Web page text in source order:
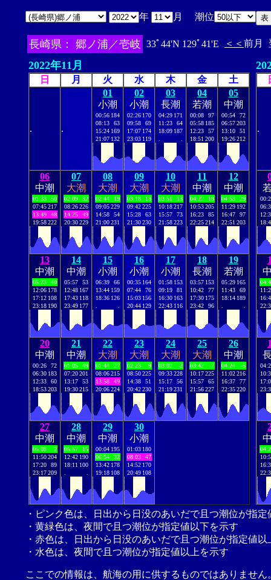
年 月 潮位
長崎県： 郷ノ浦／壱岐 33ﾟ44'N 129ﾟ41'E ＜＜ 前月
2022年11月
日 月 火 水 木 金 土
. .
01
小潮
00:56 184
08:13
63
15:24 169
21:07 132
02
小潮
02:26 170
09:58
69
17:07 174
23:03 119
03
長潮
04:29 171
11:23
64
18:09 187
04
若潮
00:08
97
05:58 185
12:23
57
18:51 200
05
中潮
00:54
72
06:57203
13:10
51
19:26212
06
中潮
01:33
50
07:45217
13:49
48
19:58222
07
大潮
02:09
32
08:26226
14:25
49
20:30229
08
大潮
02:44
19
09:05229
14:58
54
21:00231
09
大潮
03:18
13
09:42225
15:28
63
21:30230
10
大潮
03:51
13
10:18217
15:57
73
21:58223
11
中潮
04:22
19
10:53205
16:23
85
22:25214
12
中潮
04:53
29
11:29 192
16:47
97
22:51 203
13
中潮
05:23
40
12:06 178
17:12 108
23:18 190
14
中潮
05:57
53
12:48 167
17:43 118
23:49 177
15
小潮
06:39
66
13:44 159
18:36 126
16
小潮
00:35 164
07:44
76
15:03 156
20:44 129
17
小潮
01:58 153
09:19
81
16:30 163
22:43 116
18
長潮
03:57 153
10:42
77
17:30 175
23:42
96
19
若潮
05:29 165
11:43
69
18:14 189
20
中潮
00:26
72
06:30 183
12:33
60
18:53203
21
中潮
01:05
49
07:20201
13:17
53
19:30215
22
大潮
01:44
27
08:06215
13:58
49
20:06224
23
大潮
02:23
9
08:50225
14:38
51
20:42230
24
大潮
03:02
-2
09:33228
15:17
56
21:19231
25
大潮
03:42
-7
10:17225
15:57
65
21:56227
26
中潮
04:24
-5
11:02216
16:37
77
22:35220
27
中潮
05:08
2
11:50204
17:20
89
23:17209
28
中潮
05:57
15
12:42 190
18:11 100
29
中潮
00:04 195
06:54
32
13:42 178
19:18 108
30
小潮
01:03 180
08:03
47
14:52 170
20:49 108
.
・ピンク色は、日出から日没のあいだで且つ潮位が指
・黄緑色は、夜間で且つ潮位が指定値以下を示す
・赤色は、日出から日没のあいだで且つ潮位が指定値以
・水色は、夜間で且つ潮位が指定値以上を示す
ここでの情報は、航海の用に供するものではありませ